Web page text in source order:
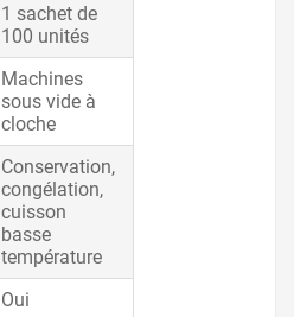
1 sachet de
100 unités
Machines
sous vide à
cloche
Conservation,
congélation,
cuisson
basse
température
Oui